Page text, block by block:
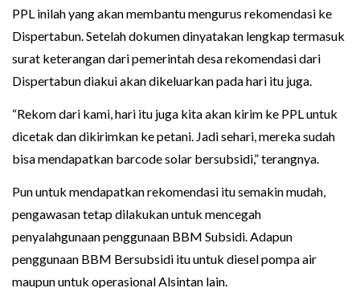
PPL inilah yang akan membantu mengurus rekomendasi ke
Dispertabun. Setelah dokumen dinyatakan lengkap termasuk
surat keterangan dari pemerintah desa rekomendasi dari
Dispertabun diakui akan dikeluarkan pada hari itu juga.
“Rekom dari kami, hari itu juga kita akan kirim ke PPL untuk
dicetak dan dikirimkan ke petani. Jadi sehari, mereka sudah
bisa mendapatkan barcode solar bersubsidi,” terangnya.
Pun untuk mendapatkan rekomendasi itu semakin mudah,
pengawasan tetap dilakukan untuk mencegah
penyalahgunaan penggunaan BBM Subsidi. Adapun
penggunaan BBM Bersubsidi itu untuk diesel pompa air
maupun untuk operasional Alsintan lain.